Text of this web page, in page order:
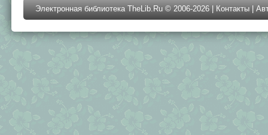
Электронная библиотека TheLib.Ru © 2006-2026 | Контакты |